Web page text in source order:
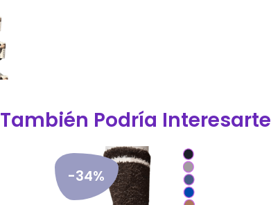
También Podría Interesarte
-34%